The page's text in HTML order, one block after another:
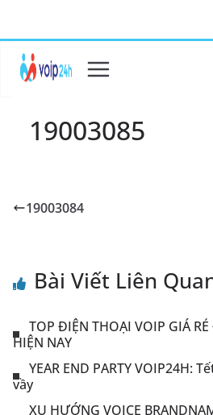
19003085
19003084
Bài Viết Liên
TOP ĐIỆN THOẠI VOIP GIÁ
HIỆN NAY
YEAR END PARTY VOIP24H:
vầy
XU HƯỚNG VOICE